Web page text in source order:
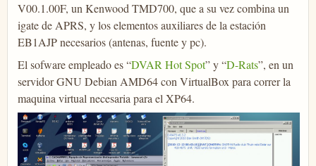
V00.1.00F, un Kenwood TMD700, que a su vez combina un
igate de APRS, y los elementos auxiliares de la estación
EB1AJP necesarios (antenas, fuente y pc).
El sofware empleado es “DVAR Hot Spot” y “D-Rats”, en un
servidor GNU Debian AMD64 con VirtualBox para correr la
maquina virtual necesaria para el XP64.